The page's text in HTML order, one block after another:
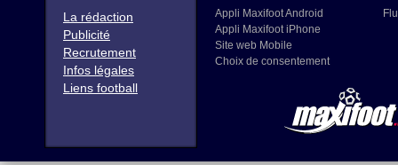
La rédaction
Publicité
Recrutement
Infos légales
Liens football
Appli Maxifoot Android
Appli Maxifoot iPhone
Site web Mobile
Choix de consentement